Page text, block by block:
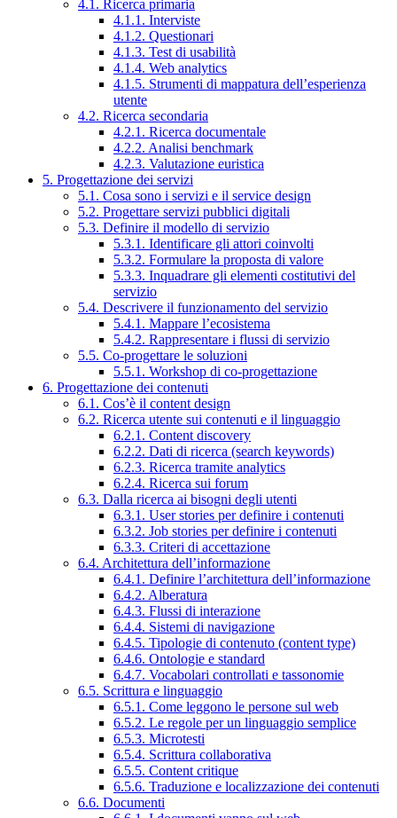
4.1. Ricerca primaria
4.1.1. Interviste
4.1.2. Questionari
4.1.3. Test di usabilità
4.1.4. Web analytics
4.1.5. Strumenti di mappatura dell’esperienza
utente
4.2. Ricerca secondaria
4.2.1. Ricerca documentale
4.2.2. Analisi benchmark
4.2.3. Valutazione euristica
5. Progettazione dei servizi
5.1. Cosa sono i servizi e il service design
5.2. Progettare servizi pubblici digitali
5.3. Definire il modello di servizio
5.3.1. Identificare gli attori coinvolti
5.3.2. Formulare la proposta di valore
5.3.3. Inquadrare gli elementi costitutivi del
servizio
5.4. Descrivere il funzionamento del servizio
5.4.1. Mappare l’ecosistema
5.4.2. Rappresentare i flussi di servizio
5.5. Co-progettare le soluzioni
5.5.1. Workshop di co-progettazione
6. Progettazione dei contenuti
6.1. Cos’è il content design
6.2. Ricerca utente sui contenuti e il linguaggio
6.2.1. Content discovery
6.2.2. Dati di ricerca (search keywords)
6.2.3. Ricerca tramite analytics
6.2.4. Ricerca sui forum
6.3. Dalla ricerca ai bisogni degli utenti
6.3.1. User stories per definire i contenuti
6.3.2. Job stories per definire i contenuti
6.3.3. Criteri di accettazione
6.4. Architettura dell’informazione
6.4.1. Definire l’architettura dell’informazione
6.4.2. Alberatura
6.4.3. Flussi di interazione
6.4.4. Sistemi di navigazione
6.4.5. Tipologie di contenuto (content type)
6.4.6. Ontologie e standard
6.4.7. Vocabolari controllati e tassonomie
6.5. Scrittura e linguaggio
6.5.1. Come leggono le persone sul web
6.5.2. Le regole per un linguaggio semplice
6.5.3. Microtesti
6.5.4. Scrittura collaborativa
6.5.5. Content critique
6.5.6. Traduzione e localizzazione dei contenuti
6.6. Documenti